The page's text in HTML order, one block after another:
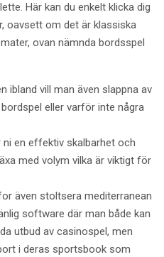
Här kan du enkelt klicka dig
oavsett om det är klassiska
ovan nämnda bordsspel
ibland vill man även slappna av
eller varför inte några
en effektiv skalbarhet och
med volym vilka är viktigt för
även stoltsera mediterranean
software där man både kan
utbud av casinospel, men
i deras sportsbook som